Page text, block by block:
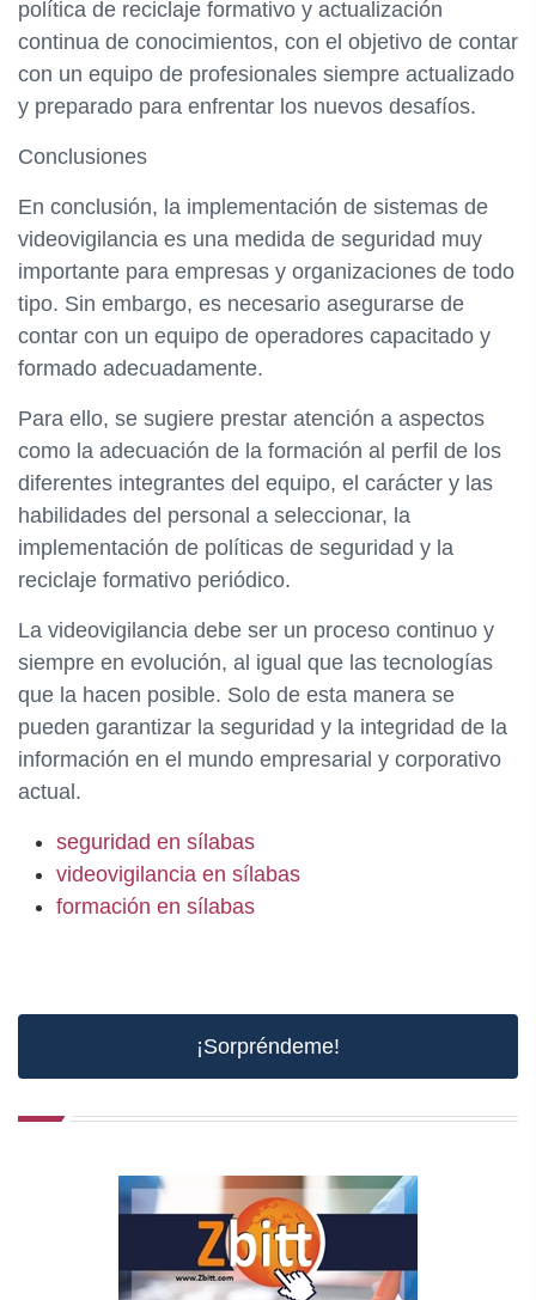
política de reciclaje formativo y actualización
continua de conocimientos, con el objetivo de contar
con un equipo de profesionales siempre actualizado
y preparado para enfrentar los nuevos desafíos.
Conclusiones
En conclusión, la implementación de sistemas de
videovigilancia es una medida de seguridad muy
importante para empresas y organizaciones de todo
tipo. Sin embargo, es necesario asegurarse de
contar con un equipo de operadores capacitado y
formado adecuadamente.
Para ello, se sugiere prestar atención a aspectos
como la adecuación de la formación al perfil de los
diferentes integrantes del equipo, el carácter y las
habilidades del personal a seleccionar, la
implementación de políticas de seguridad y la
reciclaje formativo periódico.
La videovigilancia debe ser un proceso continuo y
siempre en evolución, al igual que las tecnologías
que la hacen posible. Solo de esta manera se
pueden garantizar la seguridad y la integridad de la
información en el mundo empresarial y corporativo
actual.
seguridad en sílabas
videovigilancia en sílabas
formación en sílabas
¡Sorpréndeme!